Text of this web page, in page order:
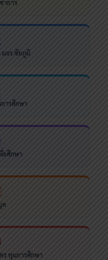
าการ
มจร.ชัยภูมิ
ารศึกษา
อศึกษา
ด
ร ทุนการศึกษา